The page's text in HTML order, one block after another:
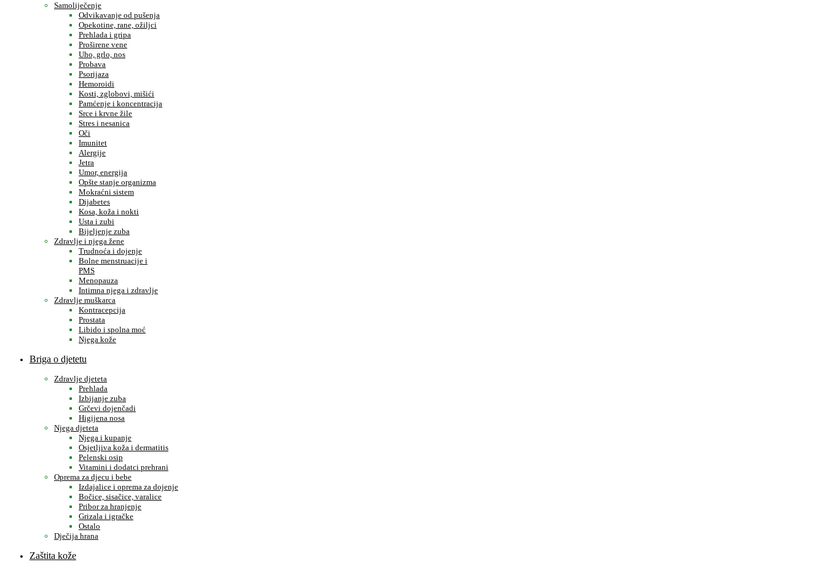
Samoliječenje
Odvikavanje od pušenja
Opekotine, rane, ožiljci
Prehlada i gripa
Proširene vene
Uho, grlo, nos
Probava
Psorijaza
Hemoroidi
Kosti, zglobovi, mišići
Pamćenje i koncentracija
Srce i krvne žile
Stres i nesanica
Oči
Imunitet
Alergije
Jetra
Umor, energija
Opšte stanje organizma
Mokraćni sistem
Dijabetes
Kosa, koža i nokti
Usta i zubi
Bijeljenje zuba
Zdravlje i njega žene
Trudnoća i dojenje
Bolne menstruacije i
PMS
Menopauza
Intimna njega i zdravlje
Zdravlje muškarca
Kontracepcija
Prostata
Libido i spolna moć
Njega kože
Briga o djetetu
Zdravlje djeteta
Prehlada
Izbijanje zuba
Grčevi dojenčadi
Higijena nosa
Njega djeteta
Njega i kupanje
Osjetljiva koža i dermatitis
Pelenski osip
Vitamini i dodatci prehrani
Oprema za djecu i bebe
Izdajalice i oprema za dojenje
Bočice, sisačice, varalice
Pribor za hranjenje
Grizala i igračke
Ostalo
Dječija hrana
Zaštita kože